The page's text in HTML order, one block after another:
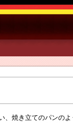
焼き立てのパンの